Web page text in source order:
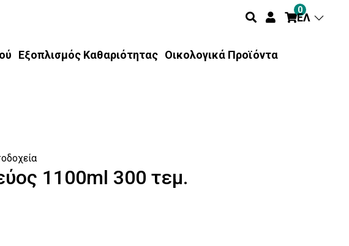
0
ΕΛ
Εξοπλισμός Καθαριότητας Οικολογικά Προϊόντα
1100ml 300 τεμ.